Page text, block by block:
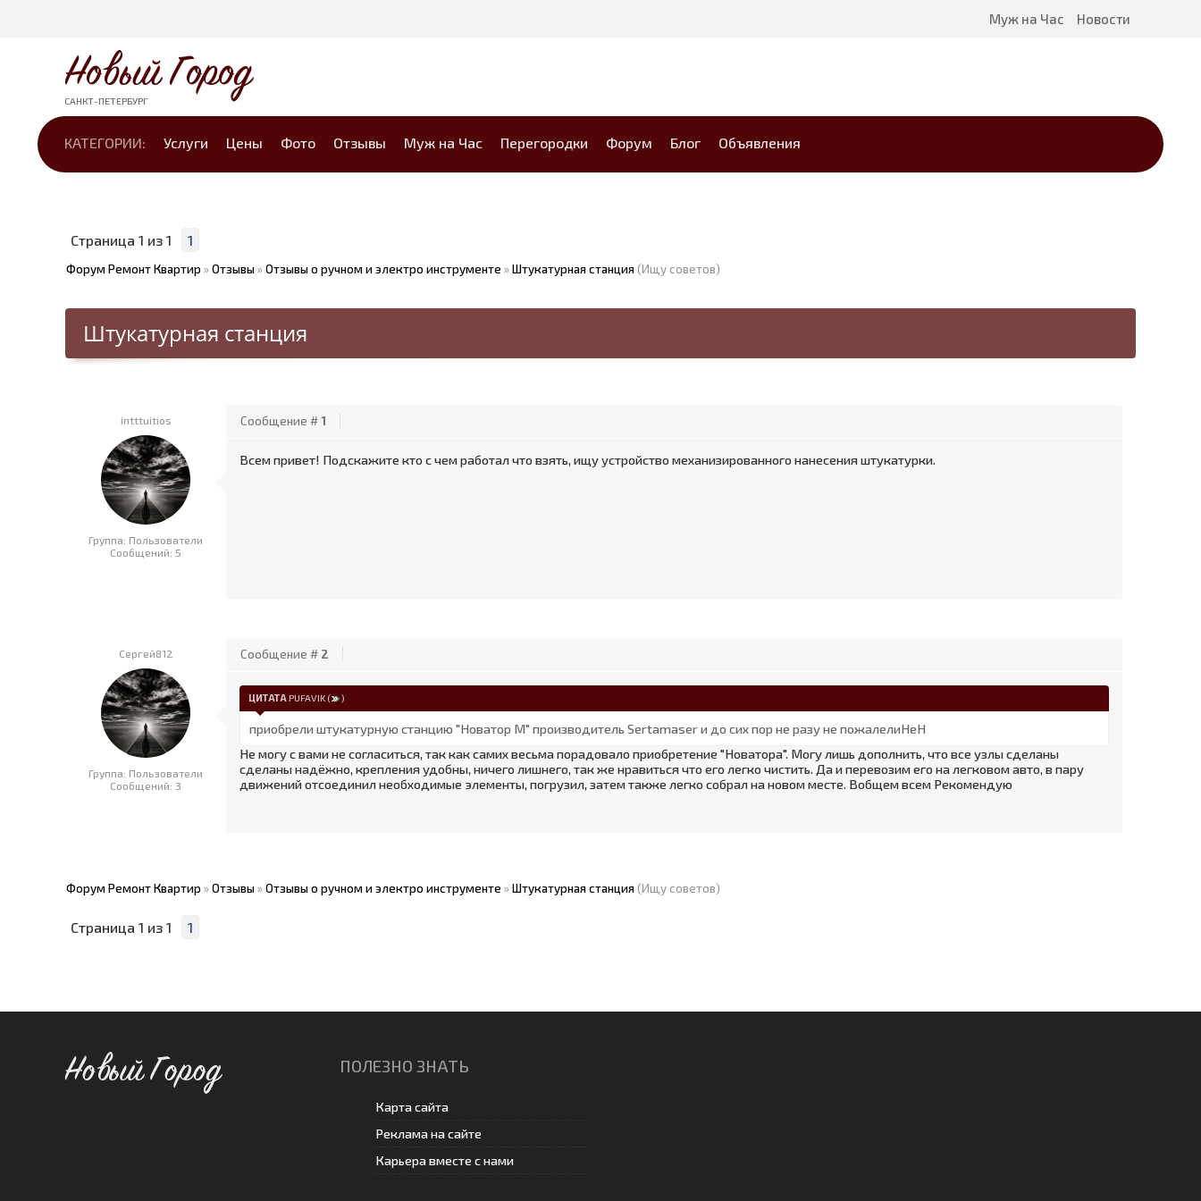
Муж на Час Новости
Новый Город
САНКТ-ПЕТЕРБУРГ
КАТЕГОРИИ: Услуги Цены Фото Отзывы Муж на Час Перегородки Форум Блог Объявления
Страница 1 из 1 1
Форум Ремонт Квартир »Отзывы »Отзывы о ручном и электро инструменте »Штукатурная станция(Ищу советов)
Штукатурная станция
intttuitios
Группа: Пользователи
Сообщений: 5
Сообщение #1
Всем привет! Подскажите кто с чем работал что взять, ищу устройство механизированного нанесения штукатурки.
Сергей812
Группа: Пользователи
Сообщений: 3
Сообщение # 2
ЦИТАТАPUFAVIK ( )
приобрели штукатурную станцию "Новатор М" производитель Sertamaser и до сих пор не разу не пожалелиНеН
Не могу с вами не согласиться, так как самих весьма порадовало приобретение "Новатора". Могу лишь дополнить, что все узлы сделаны
сделаны надёжно, крепления удобны, ничего лишнего, так же нравиться что его легко чистить. Да и перевозим его на легковом авто, в пару
движений отсоединил необходимые элементы, погрузил, затем также легко собрал на новом месте. Вобщем всем Рекомендую
Форум Ремонт Квартир »Отзывы »Отзывы о ручном и электро инструменте »Штукатурная станция(Ищу советов)
Страница 1 из 1 1
Новый Город ПОЛЕЗНО ЗНАТЬ
Карта сайта
Реклама на сайте
Карьера вместе с нами